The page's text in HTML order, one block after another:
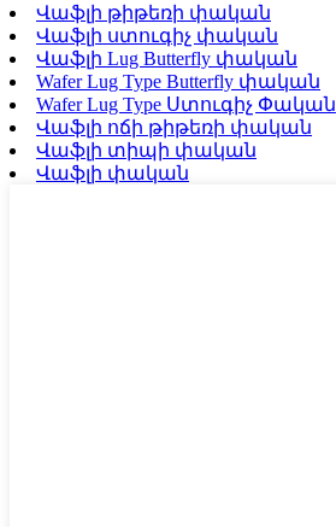
Վաֆլի թիթեռի փական
Վաֆլի ստուգիչ փական
Վաֆլի Lug Butterfly փական
Wafer Lug Type Butterfly փական
Wafer Lug Type Ստուգիչ Փական
Վաֆլի ոճի թիթեռի փական
Վաֆլի տիպի փական
Վաֆլի փական